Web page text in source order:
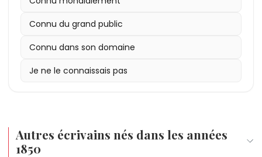
Connu du grand public
Connu dans son domaine
Je ne le connaissais pas
Autres écrivains nés dans les années
1850